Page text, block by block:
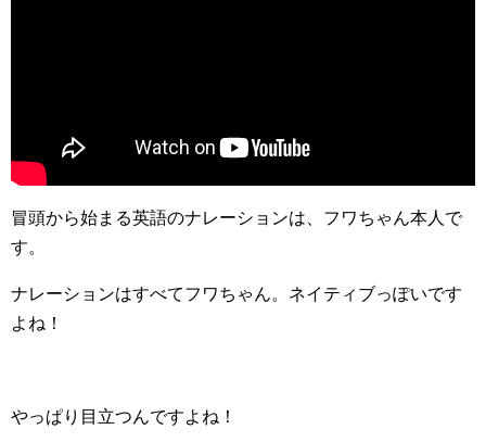
冒頭から始まる英語のナレーションは、フワちゃん本人で
す。
ナレーションはすべてフワちゃん。ネイティブっぽいです
よね！
やっぱり目立つんですよね！